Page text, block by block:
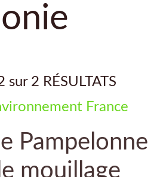
2 RÉSULTATS
France
Pampelonne
mouillage